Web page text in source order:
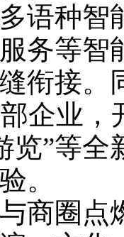
语种智
务等智
衔接。
企业，
览”等全
。
圈点